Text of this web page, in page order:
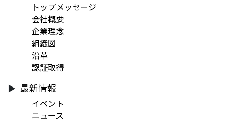
トップメッセージ
会社概要
企業理念
組織図
沿革
認証取得
最新情報
イベント
ニュース